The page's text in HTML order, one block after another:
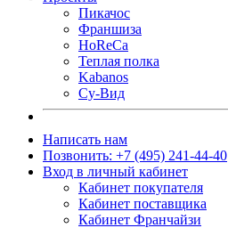
Пикачос
Франшиза
HoReCa
Теплая полка
Kabanos
Су-Вид
Написать нам
Позвонить: +7 (495) 241-44-40
Вход в личный кабинет
Кабинет покупателя
Кабинет поставщика
Кабинет Франчайзи